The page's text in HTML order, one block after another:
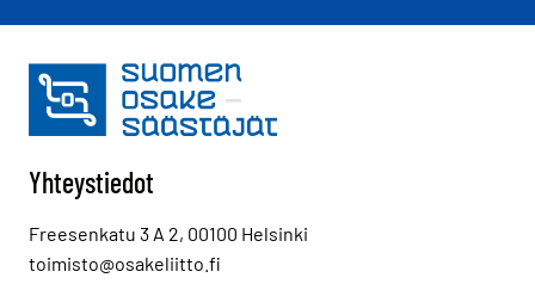
Yhteystiedot
Freesenkatu 3 A 2, 00100 Helsinki
toimisto@osakeliitto.fi